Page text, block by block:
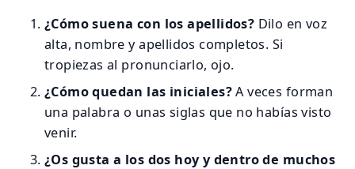
¿Cómo suena con los apellidos? Dilo en voz
alta, nombre y apellidos completos. Si
tropiezas al pronunciarlo, ojo.
¿Cómo quedan las iniciales?A veces forman
una palabra o unas siglas que no habías visto
venir.
¿Os gusta a los dos hoy y dentro de muchos